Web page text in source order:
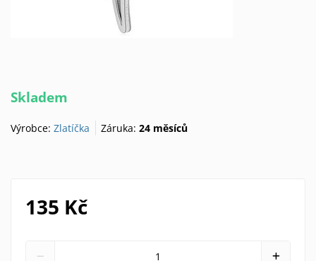
Skladem
Výrobce: Zlatíčka Záruka:24 měsíců
135 Kč